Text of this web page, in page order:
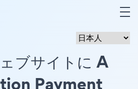
ブサイトに A
Payment